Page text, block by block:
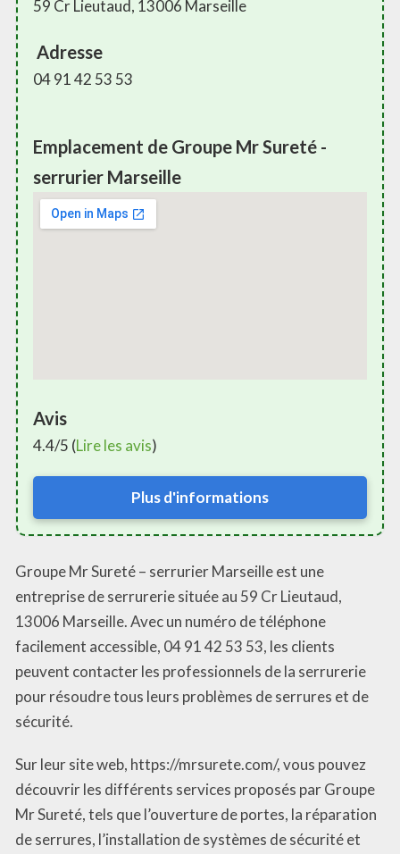
59 Cr Lieutaud, 13006 Marseille
Adresse
04 91 42 53 53
Emplacement de Groupe Mr Sureté -
serrurier Marseille
Avis
4.4/5 (Lire les avis)
Plus d'informations
Groupe Mr Sureté – serrurier Marseille est une
entreprise de serrurerie située au 59 Cr Lieutaud,
13006 Marseille. Avec un numéro de téléphone
facilement accessible, 04 91 42 53 53, les clients
peuvent contacter les professionnels de la serrurerie
pour résoudre tous leurs problèmes de serrures et de
sécurité.
Sur leur site web, https://mrsurete.com/, vous pouvez
découvrir les différents services proposés par Groupe
Mr Sureté, tels que l’ouverture de portes, la réparation
de serrures, l’installation de systèmes de sécurité et